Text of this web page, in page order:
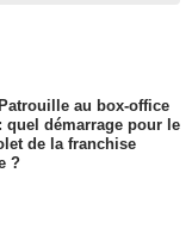
au box-office
quel démarrage pour le
de la franchise
?